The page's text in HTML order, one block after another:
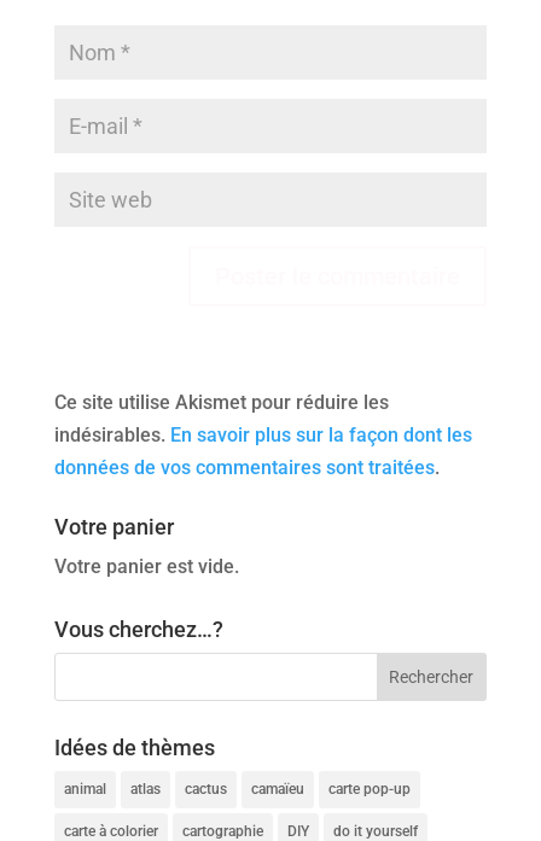
Ce site utilise Akismet pour réduire les
indésirables. En savoir plus sur la façon dont les
données de vos commentaires sont traitées.
Votre panier
Votre panier est vide.
Vous cherchez…?
Idées de thèmes
animal atlas cactus camaïeu carte pop-up
carte à colorier cartographie DIY do it yourself